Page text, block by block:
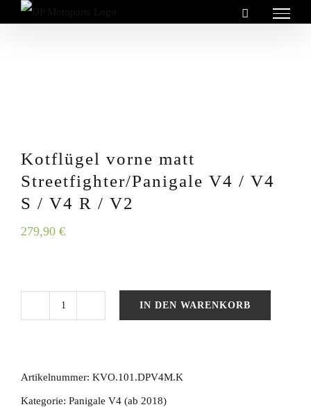
Kotflügel vorne matt
Streetfighter/Panigale V4 / V4
S / V4 R / V2
279,90 €
IN DEN WARENKORB
Artikelnummer: KVO.101.DPV4M.K
Kategorie: Panigale V4 (ab 2018)